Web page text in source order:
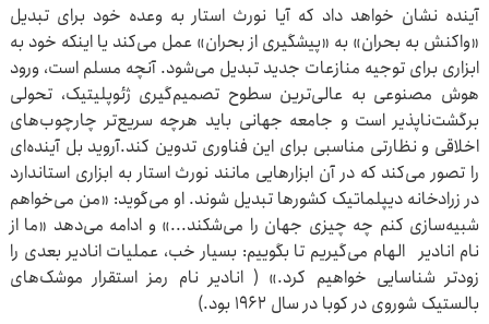
آینده نشان خواهد داد که آیا نورث استار به وعده خود برای تبدیل
«واکنش به بحران» به «پیشگیری از بحران» عمل می‌کند یا اینکه خود به
ابزاری برای توجیه منازعات جدید تبدیل می‌شود. آنچه مسلم است، ورود
هوش مصنوعی به عالی‌ترین سطوح تصمیم‌گیری ژئوپلیتیک، تحولی
برگشت‌ناپذیر است و جامعه جهانی باید هرچه سریع‌تر چارچوب‌های
اخلاقی و نظارتی مناسبی برای این فناوری تدوین کند.آروید بل آینده‌ای
را تصور می‌کند که در آن ابزارهایی مانند نورث استار به ابزاری استاندارد
در زرادخانه دیپلماتیک کشورها تبدیل شوند. او می‌گوید: «من می‌خواهم
شبیه‌سازی کنم چه چیزی جهان را می‌شکند...» و ادامه می‌دهد «ما از
نام انادیر الهام می‌گیریم تا بگوییم: بسیار خب، عملیات انادیر بعدی را
زودتر شناسایی خواهیم کرد.» ( انادیر نام رمز استقرار موشک‌های
بالستیک شوروی در کوبا در سال ۱۹۶۲ بود.)